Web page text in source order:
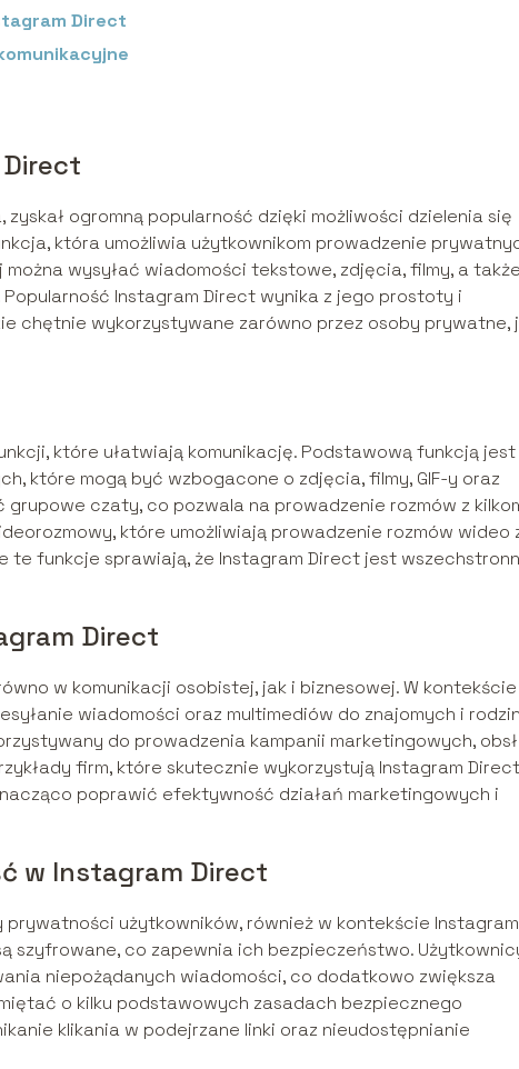
Direct
ogromną popularność dzięki możliwości dzielenia się
która umożliwia użytkownikom prowadzenie
wysyłać wiadomości tekstowe, zdjęcia, filmy, a
Instagram Direct wynika z jego prostoty i
chętnie wykorzystywane zarówno przez osoby prywatne,
które ułatwiają komunikację. Podstawową funkcją jest
które mogą być wzbogacone o zdjęcia, filmy, GIF-y oraz
czaty, co pozwala na prowadzenie rozmów z
które umożliwiają prowadzenie rozmów wideo
te funkcje sprawiają, że Instagram Direct jest
Direct
w komunikacji osobistej, jak i biznesowej. W kontekście
wiadomości oraz multimediów do znajomych i
do prowadzenia kampanii marketingowych,
firm, które skutecznie wykorzystują Instagram
poprawić efektywność działań marketingowych i
w Instagram Direct
użytkowników, również w kontekście Instagram
szyfrowane, co zapewnia ich bezpieczeństwo.
niepożądanych wiadomości, co dodatkowo zwiększa
o kilku podstawowych zasadach bezpiecznego
klikania w podejrzane linki oraz nieudostępnianie